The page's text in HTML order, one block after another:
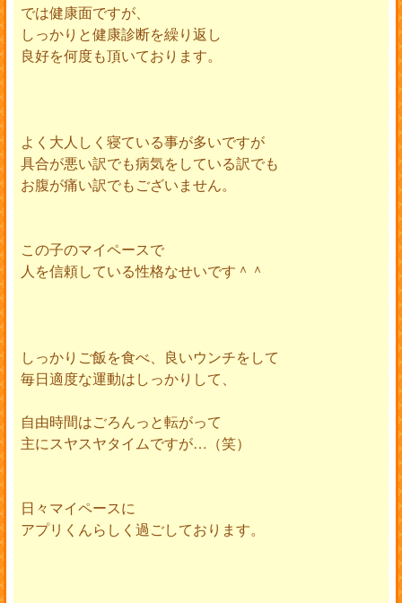
では健康面ですが、
しっかりと健康診断を繰り返し
良好を何度も頂いております。
よく大人しく寝ている事が多いですが
具合が悪い訳でも病気をしている訳でも
お腹が痛い訳でもございません。
この子のマイペースで
人を信頼している性格なせいです＾＾
しっかりご飯を食べ、良いウンチをして
毎日適度な運動はしっかりして、
自由時間はごろんっと転がって
主にスヤスヤタイムですが…（笑）
日々マイペースに
アプリくんらしく過ごしております。